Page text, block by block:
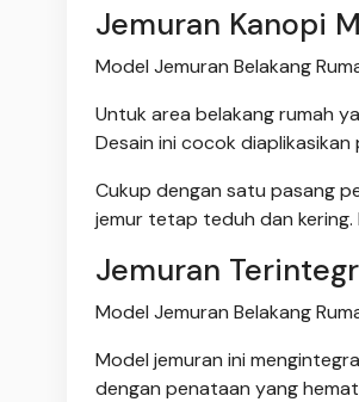
Jemuran Kanopi
Model Jemuran Belakang
Untuk area belakang rumah
Desain ini cocok
Cukup dengan satu pasang
jemur tetap teduh dan kering.
Jemuran
Model Jemuran Belakang
Model jemuran ini
dengan penataan yang